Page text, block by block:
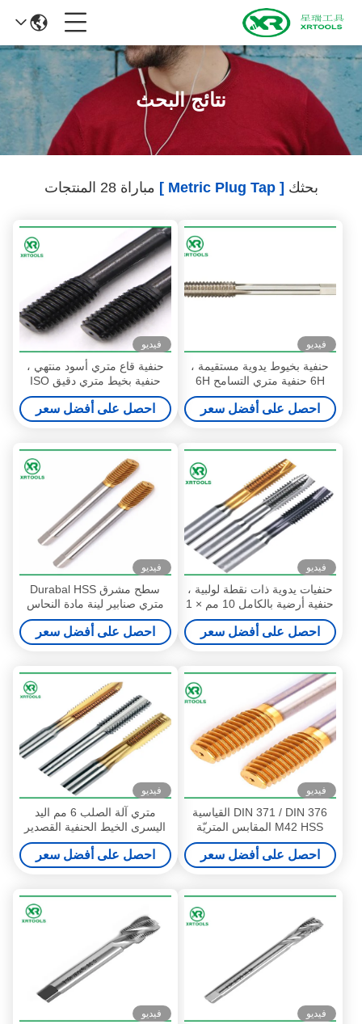
نتائج البحث
بحثك [ Metric Plug Tap ] مباراة 28 المنتجات
فيديو
حنفية بخيوط يدوية مستقيمة ،
6H حنفية متري التسامح 6H
صلابة
احصل على أفضل سعر
فيديو
حنفية قاع متري أسود منتهي ،
حنفية بخيط متري دقيق ISO
قياسي
احصل على أفضل سعر
فيديو
حنفيات يدوية ذات نقطة لولبية ،
حنفية أرضية بالكامل 10 مم × 1
مم للآلة
احصل على أفضل سعر
فيديو
سطح مشرق Durabal HSS
متري صنابير لينة مادة النحاس
مع أرض دائرية
احصل على أفضل سعر
فيديو
DIN 371 / DIN 376 القياسية
M42 HSS المقابس المتريّة
لمكونات أدوات الآلات
احصل على أفضل سعر
فيديو
متري آلة الصلب 6 مم اليد
اليسرى الخيط الحنفية القصدير
المغلفة المعالجة السطحية
احصل على أفضل سعر
فيديو فيديو